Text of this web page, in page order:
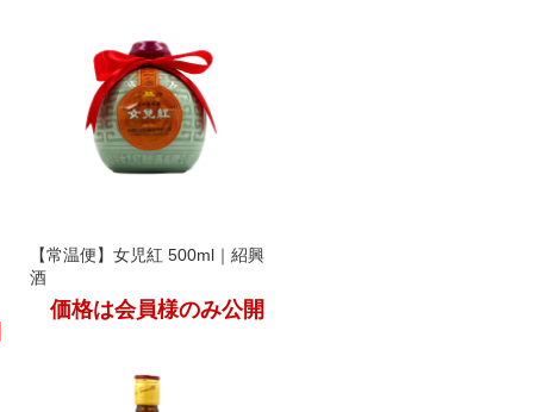
【常温便】女児紅 500ml｜紹興
酒
価格は会員様のみ公開